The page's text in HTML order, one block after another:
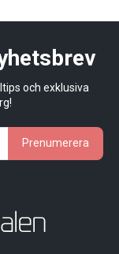
och exklusiva
Prenumerera